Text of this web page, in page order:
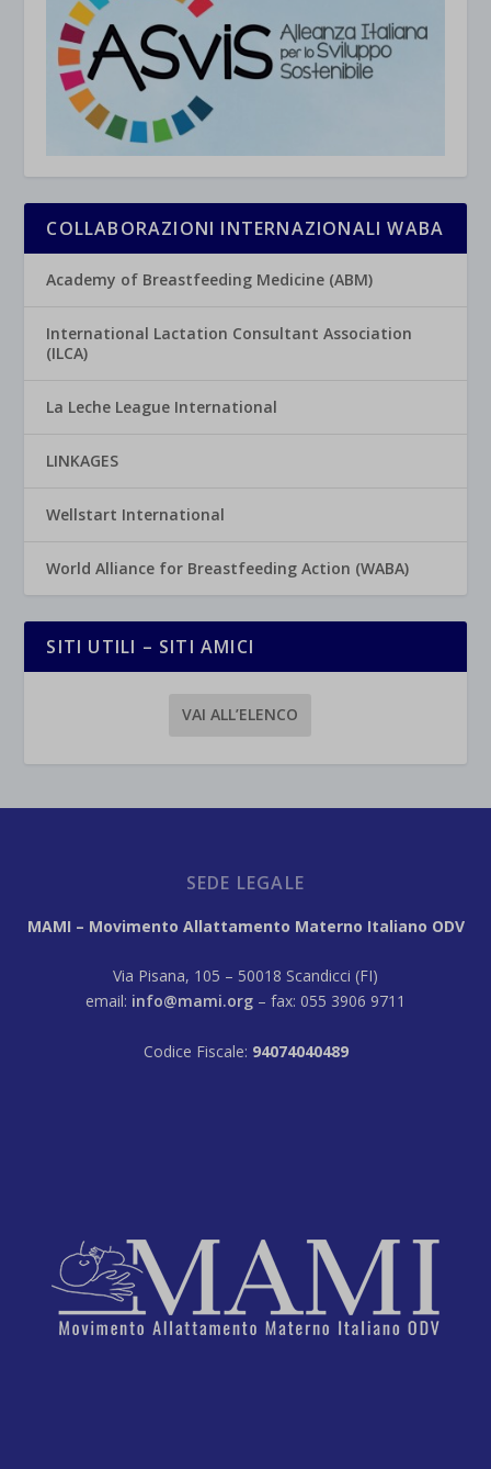
COLLABORAZIONI INTERNAZIONALI WABA
Academy of Breastfeeding Medicine (ABM)
International Lactation Consultant Association
(ILCA)
La Leche League International
LINKAGES
Wellstart International
World Alliance for Breastfeeding Action (WABA)
SITI UTILI – SITI AMICI
VAI ALL’ELENCO
SEDE LEGALE
MAMI – Movimento Allattamento Materno Italiano ODV
Via Pisana, 105 – 50018 Scandicci (FI)
email: info@mami.org – fax: 055 3906 9711
Codice Fiscale: 94074040489